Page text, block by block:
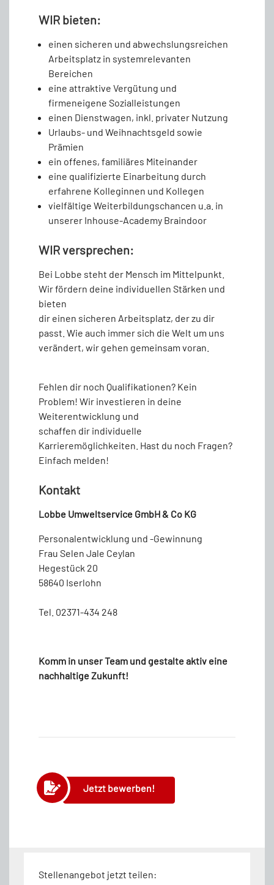
WIR bieten:
einen sicheren und abwechslungsreichen
Arbeitsplatz in systemrelevanten
Bereichen
eine attraktive Vergütung und
firmeneigene Sozialleistungen
einen Dienstwagen, inkl. privater Nutzung
Urlaubs- und Weihnachtsgeld sowie
Prämien
ein offenes, familiäres Miteinander
eine qualifizierte Einarbeitung durch
erfahrene Kolleginnen und Kollegen
vielfältige Weiterbildungschancen u.a. in
unserer Inhouse-Academy Braindoor
WIR versprechen:
Bei Lobbe steht der Mensch im Mittelpunkt.
Wir fördern deine individuellen Stärken und
bieten
dir einen sicheren Arbeitsplatz, der zu dir
passt. Wie auch immer sich die Welt um uns
verändert, wir gehen gemeinsam voran.
Fehlen dir noch Qualifikationen? Kein
Problem! Wir investieren in deine
Weiterentwicklung und
schaffen dir individuelle
Karrieremöglichkeiten. Hast du noch Fragen?
Einfach melden!
Kontakt
Lobbe Umweltservice GmbH & Co KG
Personalentwicklung und -Gewinnung
Frau Selen Jale Ceylan
Hegestück 20
58640 Iserlohn
Tel. 02371-434 248
Komm in unser Team und gestalte aktiv eine
nachhaltige Zukunft!
Jetzt bewerben!
Stellenangebot jetzt teilen: